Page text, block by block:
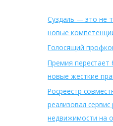
Суздаль — это не
новые
Голосящий
Премия перестает
новые жесткие
Росреестр
реализовал сервис
недвижимости на